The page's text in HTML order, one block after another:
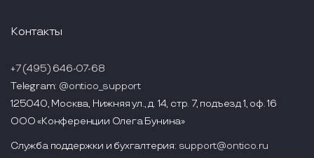
Контакты
+7 (495) 646-07-68
Telegram: @ontico_support
125040, Москва, Нижняя ул., д. 14, стр. 7, подъезд 1, оф. 16
ООО «Конференции Олега Бунина»
Служба поддержки и бухгалтерия: support@ontico.ru